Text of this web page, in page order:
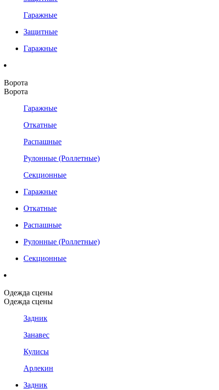
Гаражные
Защитные
Гаражные
Ворота
Ворота
Гаражные
Откатные
Распашные
Рулонные (Роллетные)
Секционные
Гаражные
Откатные
Распашные
Рулонные (Роллетные)
Секционные
Одежда сцены
Одежда сцены
Задник
Занавес
Кулисы
Арлекин
Задник